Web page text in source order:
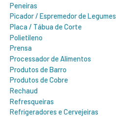
Peneiras
Picador / Espremedor de Legumes
Placa / Tábua de Corte
Polietileno
Prensa
Processador de Alimentos
Produtos de Barro
Produtos de Cobre
Rechaud
Refresqueiras
Refrigeradores e Cervejeiras